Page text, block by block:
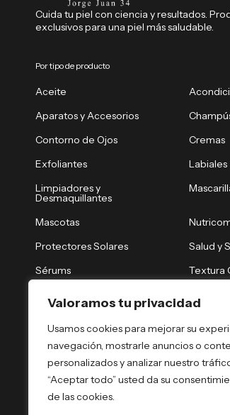
Valoramos tu privacidad
Usamos cookies para mejorar su
navegación, mostrarle anuncios o
personalizados y analizar nuestro
“Aceptar todo” usted da su
de las cookies.
Cuida tu piel con ciencia y resultados.
exclusivos para una piel más saludable.
Por tipo de producto
Aceite
Aparatos y Accesorios
Contorno de Ojos
Cremas
Exfoliantes
Labiales
Limpiadores y
Desmaquillantes
Mascotas
Protectores Solares
Salud y
Sérums
Textura